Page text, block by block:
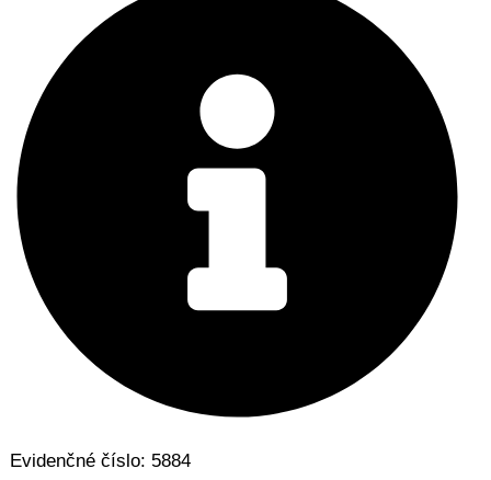
Evidenčné číslo: 5884